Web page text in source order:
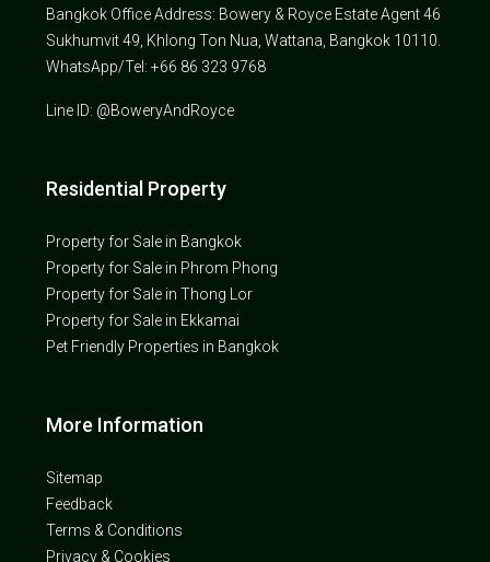
Bangkok Office Address: Bowery & Royce Estate Agent 46
Sukhumvit 49, Khlong Ton Nua, Wattana, Bangkok 10110.
WhatsApp/Tel: +66 86 323 9768
Line ID: @BoweryAndRoyce
Residential Property
Property for Sale in Bangkok
Property for Sale in Phrom Phong
Property for Sale in Thong Lor
Property for Sale in Ekkamai
Pet Friendly Properties in Bangkok
More Information
Sitemap
Feedback
Terms & Conditions
Privacy & Cookies